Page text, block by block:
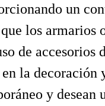
un
los armarios
de accesorios
la
y desean